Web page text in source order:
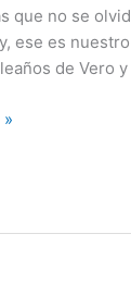
que no se
ese es
de Vero